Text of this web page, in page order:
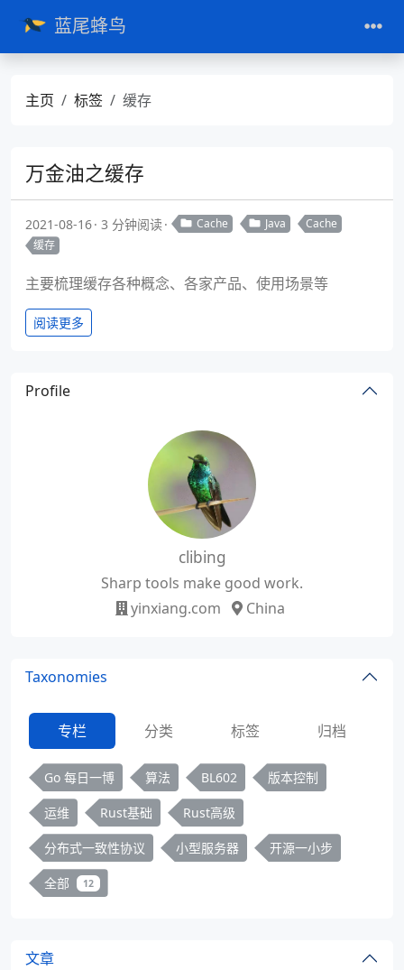
蓝尾蜂鸟
主页 标签 缓存
万金油之缓存
2021-08-16 3 分钟阅读 Cache Java
Cache
缓存
主要梳理缓存各种概念、各家产品、使用场景等
阅读更多
Profile
clibing
Sharp tools make good work.
yinxiang.com
China
Taxonomies
专栏 分类 标签 归档
Go 每日一博 算法 BL602 版本控制
运维 Rust基础 Rust高级
分布式一致性协议 小型服务器 开源一小步
全部 12
文章